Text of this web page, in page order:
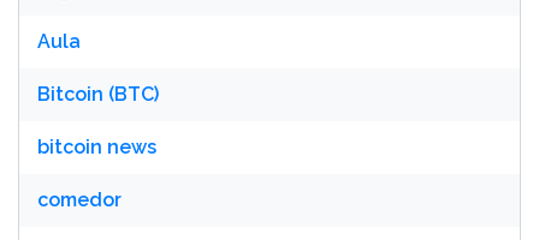
Aula
Bitcoin (BTC)
bitcoin news
comedor